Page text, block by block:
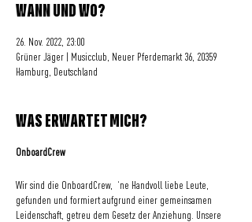
WANN UND WO?
26. Nov. 2022, 23:00
Grüner Jäger | Musicclub, Neuer Pferdemarkt 36, 20359
Hamburg, Deutschland
WAS ERWARTET MICH?
OnboardCrew
Wir sind die OnboardCrew, ‘ne Handvoll liebe Leute,
gefunden und formiert aufgrund einer gemeinsamen
Leidenschaft, getreu dem Gesetz der Anziehung. Unsere